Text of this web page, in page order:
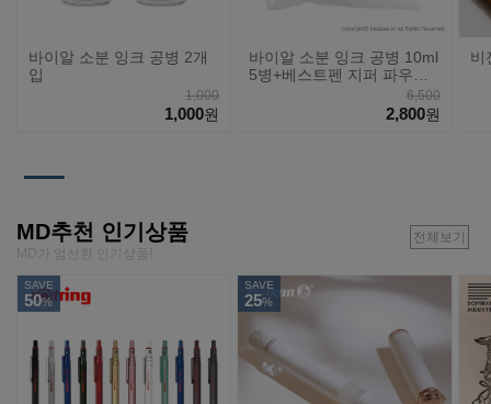
바이알 소분 잉크 공병 2개
입
1,000
1,000원
바이알 소분 잉크 공병 10ml
5병+베스트펜 지퍼 파우치
6,500
2,800원
비
MD추천 인기상품
MD가 엄선한 인기상품!
전체보기
SAVE
50%
SAVE
25%